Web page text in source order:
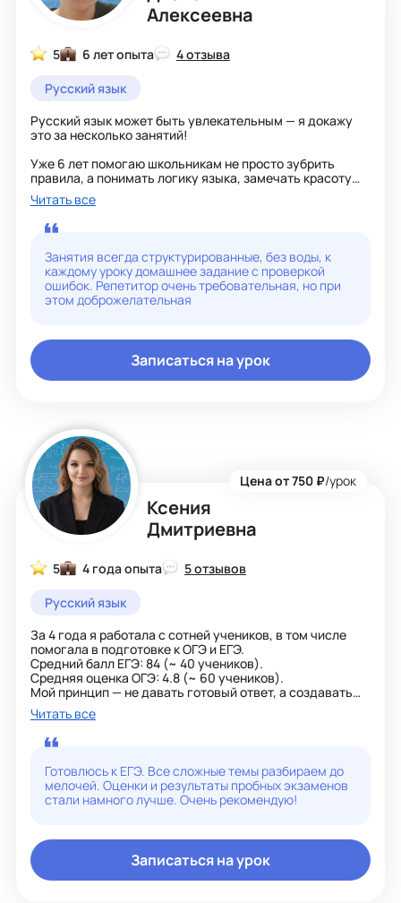
Алексеевна
5 6 лет опыта
4 отзыва
Русский язык
Русский язык может быть увлекательным — я докажу
это за несколько занятий!
Уже 6 лет помогаю школьникам не просто зубрить
правила, а понимать логику языка, замечать красоту
речи и писать без ошибок.
Что вы получите:
- занятия без стресса: объясняю сложное просто и с
примерами из жизни;
- упражнения, которые тренируют навыки на практике;
- поддержку и мотивацию на каждом этапе.
Работаю с учениками 5–11 классов, готовлю к ОГЭ и
Читать все
Занятия всегда структурированные, без воды, к
каждому уроку домашнее задание с проверкой
ошибок. Репетитор очень требовательная, но при
этом доброжелательная
Записаться на урок
Ксения
Дмитриевна
Цена от 750 ₽/урок
5 4 года опыта
5 отзывов
Русский язык
За 4 года я работала с сотней учеников, в том числе
помогала в подготовке к ОГЭ и ЕГЭ.
Средний балл ЕГЭ: 84 (~ 40 учеников).
Средняя оценка ОГЭ: 4.8 (~ 60 учеников).
Мой принцип — не давать готовый ответ, а создавать
ситуацию, в которой ученик сам «открывает» решение.
Я не решаю за него, а возвращаю его к тому, что он уже
знает: к условию задачи и к уже пройденному
материалу. Удивительно, но в таком формате ученики
часто находят верный ответ без явных подсказок —
просто потому, что перестают паниковать из-за
неизвестного и начинают видеть, какая информация у
них уже есть. Секрет в том, чтобы переключить фокус с
уже есть?». Как только это происходит — решение
почти всегда находится само собой.
Ещё одна проблема, с которой я столкнулась: ученики с
Читать все
Готовлюсь к ЕГЭ. Все сложные темы разбираем до
мелочей. Оценки и результаты пробных экзаменов
стали намного лучше. Очень рекомендую!
Записаться на урок